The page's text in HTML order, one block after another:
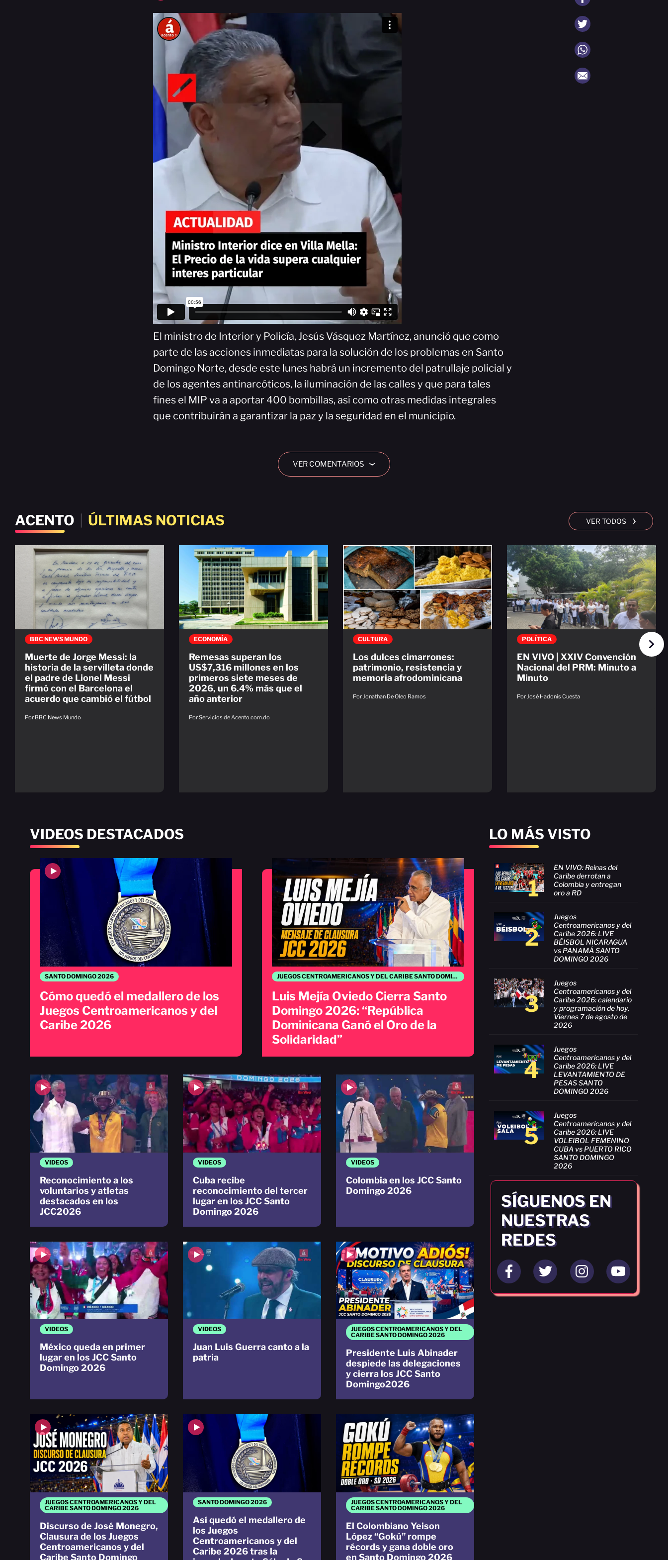
El ministro de Interior y Policía, Jesús Vásquez Martínez, anunció que como
parte de las acciones inmediatas para la solución de los problemas en Santo
Domingo Norte, desde este lunes habrá un incremento del patrullaje policial y
de los agentes antinarcóticos, la iluminación de las calles y que para tales
fines el MIP va a aportar 400 bombillas, así como otras medidas integrales
que contribuirán a garantizar la paz y la seguridad en el municipio.
VER COMENTARIOS ›
ACENTO ÚLTIMAS NOTICIAS VER TODOS ›
BBC NEWS MUNDO
Muerte de Jorge Messi: la
historia de la servilleta donde
el padre de Lionel Messi
firmó con el Barcelona el
acuerdo que cambió el fútbol
Por BBC News Mundo
ECONOMÍA
Remesas superan los
US$7,316 millones en los
primeros siete meses de
2026, un 6.4% más que el
año anterior
Por Servicios de Acento.com.do
CULTURA
Los dulces cimarrones:
patrimonio, resistencia y
memoria afrodominicana
Por Jonathan De Oleo Ramos
POLÍTICA
EN VIVO | XXIV Convención
Nacional del PRM: Minuto a
Minuto
Por José Hadonis Cuesta
LO MÁS VISTO
1
EN VIVO: Reinas del
Caribe derrotan a
Colombia y entregan
oro a RD
2
Juegos
Centroamericanos y del
Caribe 2026: LIVE
BÉISBOL NICARAGUA
vs PANAMÁ SANTO
DOMINGO 2026
3
Juegos
Centroamericanos y del
Caribe 2026: calendario
y programación de hoy,
Viernes 7 de agosto de
2026
4
Juegos
Centroamericanos y del
Caribe 2026: LIVE
LEVANTAMIENTO DE
PESAS SANTO
DOMINGO 2026
5
Juegos
Centroamericanos y del
Caribe 2026: LIVE
VOLEIBOL FEMENINO
CUBA vs PUERTO RICO
SANTO DOMINGO
2026
SÍGUENOS EN
NUESTRAS
REDES
VIDEOS DESTACADOS
SANTO DOMINGO 2026
Cómo quedó el medallero de los
Juegos Centroamericanos y del
Caribe 2026
JUEGOS CENTROAMERICANOS Y DEL CARIBE SANTO DOMINGO 2026
Luis Mejía Oviedo Cierra Santo
Domingo 2026: “República
Dominicana Ganó el Oro de la
Solidaridad”
VIDEOS
Reconocimiento a los
voluntarios y atletas
destacados en los
JCC2026
VIDEOS
Cuba recibe
reconocimiento del tercer
lugar en los JCC Santo
Domingo 2026
VIDEOS
Colombia en los JCC Santo
Domingo 2026
VIDEOS
México queda en primer
lugar en los JCC Santo
Domingo 2026
VIDEOS
Juan Luis Guerra canto a la
patria
JUEGOS CENTROAMERICANOS Y DEL
CARIBE SANTO DOMINGO 2026
Presidente Luis Abinader
despiede las delegaciones
y cierra los JCC Santo
Domingo2026
JUEGOS CENTROAMERICANOS Y DEL
CARIBE SANTO DOMINGO 2026
Discurso de José Monegro,
Clausura de los Juegos
Centroamericanos y del
Caribe Santo Domingo
SANTO DOMINGO 2026
Así quedó el medallero de
los Juegos
Centroamericanos y del
Caribe 2026 tras la
JUEGOS CENTROAMERICANOS Y DEL
CARIBE SANTO DOMINGO 2026
El Colombiano Yeison
López “Gokú” rompe
récords y gana doble oro
en Santo Domingo 2026